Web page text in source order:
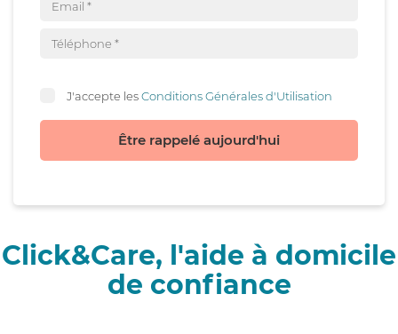
J'accepte lesConditions Générales d'Utilisation
Être rappelé aujourd'hui
Click&Care, l'aide à domicile
de confiance